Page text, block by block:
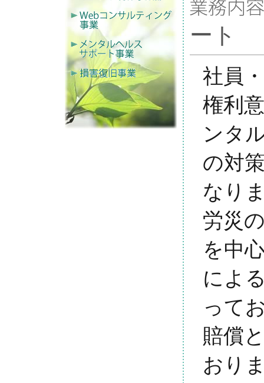
ート
社員
権利
ンタ
の対
なり
労災
を中
によ
って
賠償
おり